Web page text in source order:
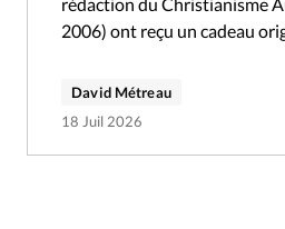
rédaction du Christianisme
2006) ont reçu un cadeau
consciente aussi du défi que…
David Métreau
18 Juil 2026